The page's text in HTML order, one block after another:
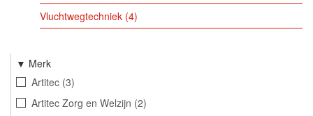
Vluchtwegtechniek 4
Merk
Artitec 3
Artitec Zorg en Welzijn 2